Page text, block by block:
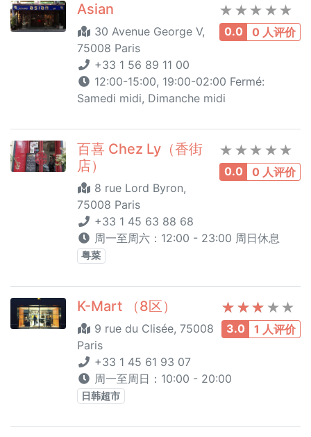
0.0 0 人评价
Asian
30 Avenue George V,
75008 Paris
+33 1 56 89 11 00
12:00-15:00, 19:00-02:00 Fermé:
Samedi midi, Dimanche midi
0.0 0 人评价
百喜 Chez Ly（香街
店）
8 rue Lord Byron,
75008 Paris
+33 1 45 63 88 68
周一至周六：12:00 - 23:00 周日休息
粤菜
3.0 1 人评价
K-Mart （8区）
9 rue du Clisée, 75008
Paris
+33 1 45 61 93 07
周一至周日：10:00 - 20:00
日韩超市